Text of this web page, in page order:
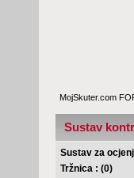
MojSkuter.com
Sustav
Sustav za
Tržnica : (0)